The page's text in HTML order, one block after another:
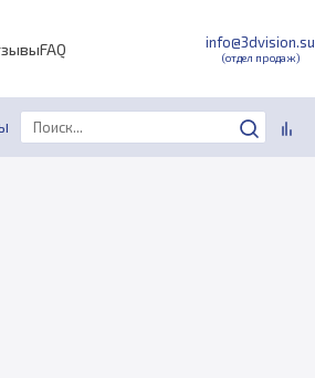
FAQ info@3dvision.su
(отдел продаж)